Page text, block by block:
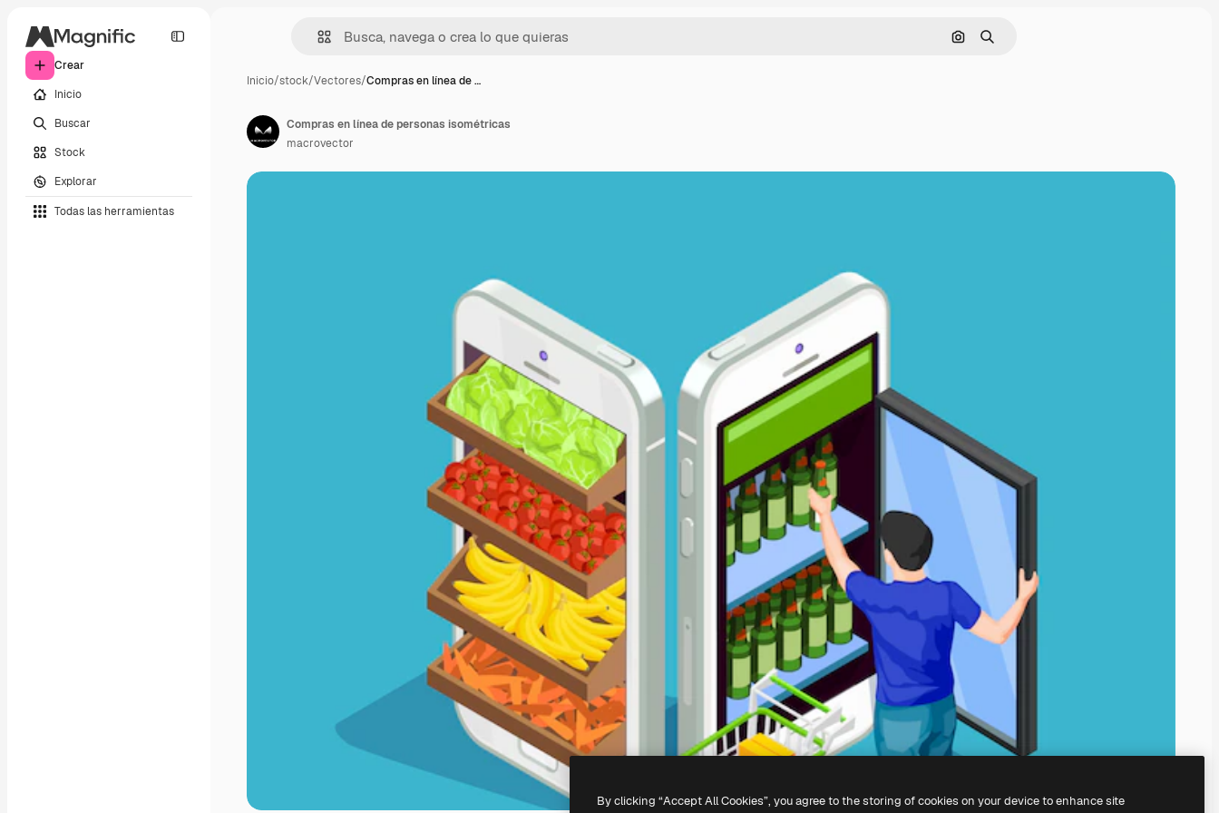
Crear
Inicio
Buscar
Stock
Explorar
Todas las herramientas
Buscar por imagen
Buscar
Inicio/stock/Vectores/Compras en línea de …
Compras en línea de personas isométricas
macrovector
By clicking “Accept All Cookies”, you agree to the storing of cookies on your device to enhance site